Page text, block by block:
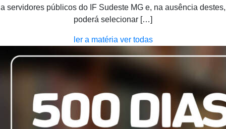
a servidores públicos do IF Sudeste MG e, na ausência destes,
poderá selecionar […]
ler a matéria ver todas